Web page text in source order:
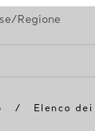
Regione
/ Elenco dei